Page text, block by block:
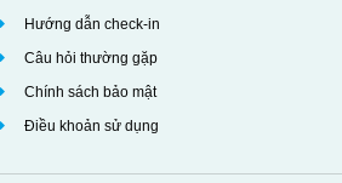
Hướng dẫn check-in
Câu hỏi thường gặp
Chính sách bảo mật
Điều khoản sử dụng